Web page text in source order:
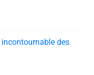
incontournable des